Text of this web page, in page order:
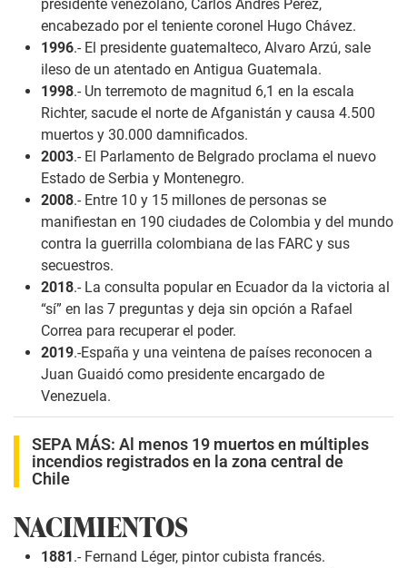
presidente venezolano, Carlos Andrés Pérez,
encabezado por el teniente coronel Hugo Chávez.
1996.- El presidente guatemalteco, Alvaro Arzú, sale
ileso de un atentado en Antigua Guatemala.
1998.- Un terremoto de magnitud 6,1 en la escala
Richter, sacude el norte de Afganistán y causa 4.500
muertos y 30.000 damnificados.
2003.- El Parlamento de Belgrado proclama el nuevo
Estado de Serbia y Montenegro.
2008.- Entre 10 y 15 millones de personas se
manifiestan en 190 ciudades de Colombia y del mundo
contra la guerrilla colombiana de las FARC y sus
secuestros.
2018.- La consulta popular en Ecuador da la victoria al
“sí” en las 7 preguntas y deja sin opción a Rafael
Correa para recuperar el poder.
2019.-España y una veintena de países reconocen a
Juan Guaidó como presidente encargado de
Venezuela.
SEPA MÁS: Al menos 19 muertos en múltiples
incendios registrados en la zona central de
Chile
NACIMIENTOS
1881.- Fernand Léger, pintor cubista francés.